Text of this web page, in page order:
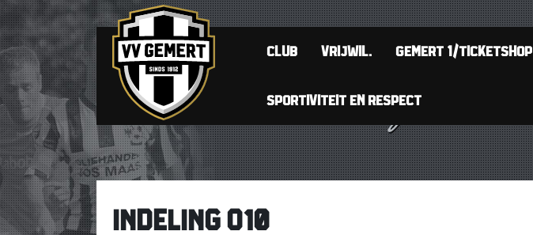
CLUB VRIJWIL. GEMERT 1/TICKETSHOP
SPORTIVITEIT EN RESPECT
INDELING O10